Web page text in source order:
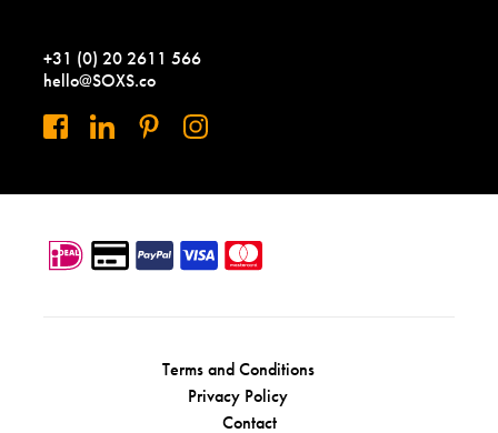
+31 (0) 20 2611 566
hello@SOXS.co
Terms and Conditions
Privacy Policy
Contact